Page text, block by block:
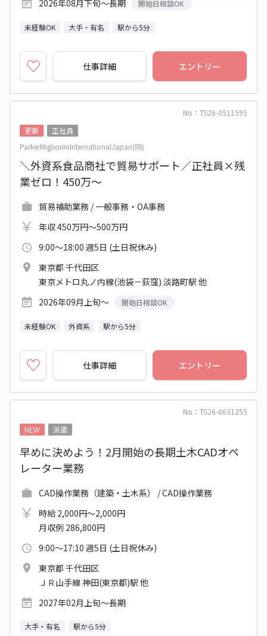
2026年08月下旬～長期 開始日相談OK
未経験OK 大手・有名 駅から5分
仕事詳細 エントリー
No：TS26-0511595
更新
正社員
ParkerMiglioriniInternationalJapan(同)
＼外資系食品商社で貿易サポート／正社員×残
業ゼロ！450万～
貿易補助業務 / 一般事務・OA事務
年収 450万円～500万円
9:00～18:00 週5日 (土日祝休み)
東京都 千代田区
東京メトロ丸ノ内線(池袋－荻窪) 淡路町駅 他
2026年09月上旬～
開始日相談OK
未経験OK 外資系 駅から5分
仕事詳細 エントリー
No：TS26-0631255
NEW
派遣
早めに決めよう！2月開始の長期土木CADオペ
レーター業務
CAD操作業務（建築・土木系） / CAD操作業務
時給 2,000円～2,000円
月収例 286,800円
9:00～17:10 週5日 (土日祝休み)
東京都 千代田区
ＪＲ山手線 神田(東京都)駅 他
2027年02月上旬～長期
大手・有名 駅から5分